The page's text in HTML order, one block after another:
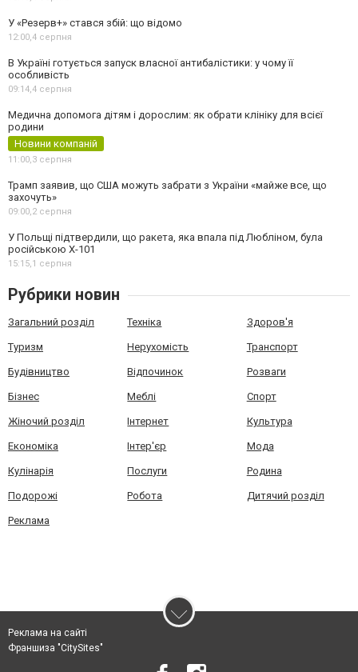
У «Резерв+» стався збій: що відомо
12:00,4 серпня
В Україні готується запуск власної антибалістики: у чому її
особливість
09:14,4 серпня
Медична допомога дітям і дорослим: як обрати клініку для всієї
родини
Новини компаній
11:00,3 серпня
Трамп заявив, що США можуть забрати з України «майже все, що
захочуть»
09:00,2 серпня
У Польщі підтвердили, що ракета, яка впала під Любліном, була
російською Х-101
15:15,1 серпня
Рубрики новин
Загальний розділ Техніка Здоров'я
Туризм Нерухомість Транспорт
Будівництво Відпочинок Розваги
Бізнес Меблі Спорт
Жіночий розділ Інтернет Культура
Економіка Інтер'єр Мода
Кулінарія Послуги Родина
Подорожі Робота Дитячий розділ
Реклама
Реклама на сайті
Франшиза "CitySites"